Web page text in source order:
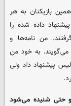
بازیکنان به هر
داده شده را
می‌گرفتند. من نامه‌ها و
می‌گویند. به خود من
پیشنهاد داد ولی
حتی شنیده می‌شود